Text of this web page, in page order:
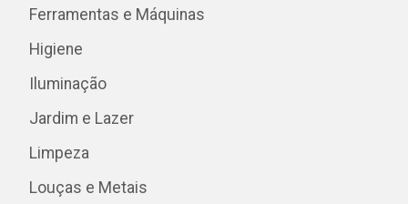
Ferramentas e Máquinas
Higiene
Iluminação
Jardim e Lazer
Limpeza
Louças e Metais